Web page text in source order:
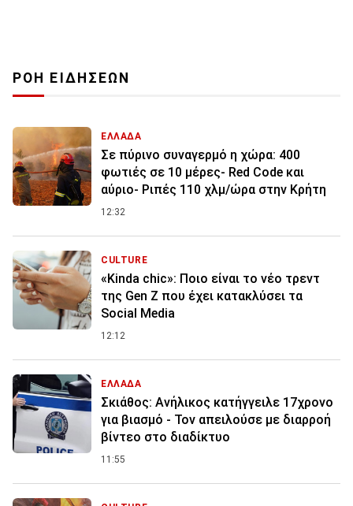
ΡΟΗ ΕΙΔΗΣΕΩΝ
ΕΛΛΑΔΑ
Σε πύρινο συναγερμό η χώρα: 400
φωτιές σε 10 μέρες- Red Code και
αύριο- Ριπές 110 χλμ/ώρα στην Κρήτη
12:32
CULTURE
«Kinda chic»: Ποιο είναι το νέο τρεντ
της Gen Z που έχει κατακλύσει τα
Social Media
12:12
ΕΛΛΑΔΑ
Σκιάθος: Ανήλικος κατήγγειλε 17χρονο
για βιασμό - Τον απειλούσε με διαρροή
βίντεο στο διαδίκτυο
11:55